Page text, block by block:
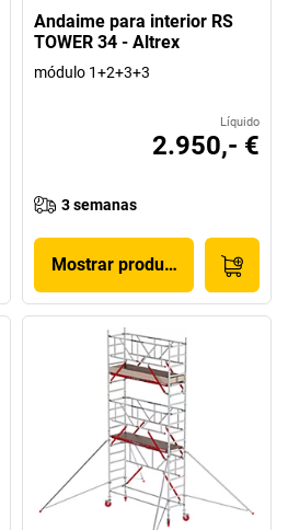
Andaime para interior RS
TOWER 34 - Altrex
módulo 1+2+3+3
Líquido
2.950,- €
3 semanas
Mostrar produto